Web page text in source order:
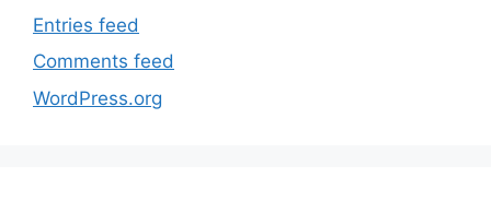
Entries feed
Comments feed
WordPress.org